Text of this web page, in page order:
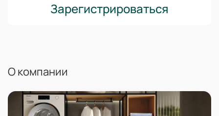
Зарегистрироваться
О компании